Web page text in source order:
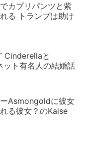
カプリパンツと紫
る トランプは助け
Cinderellaと
ト有名人の結婚話
Asmongoldに彼女
る彼女？のKaise